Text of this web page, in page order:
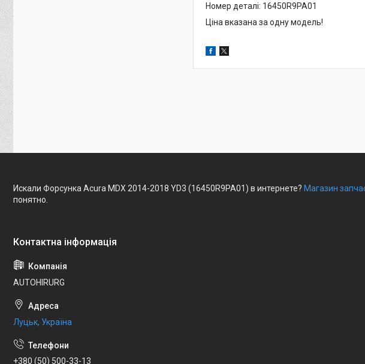
Номер деталі: 16450R9PA01
Ціна вказана за одну модель!
Искали Форсунка Acura MDX 2014-2018 YD3 (16450R9PA01) в интернете? Магазин
понятно.
AUTOHIRURG
Луцьк, Україна
+380 (50) 500-33-13